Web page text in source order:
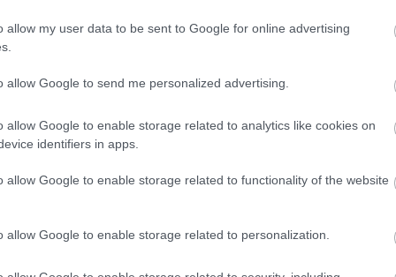
allow my user data to be sent to Google for online advertising
allow Google to send me personalized advertising.
allow Google to enable storage related to analytics like cookies on
identifiers in apps.
allow Google to enable storage related to functionality of the website
allow Google to enable storage related to personalization.
sušenie byliniek trvalé bylinky